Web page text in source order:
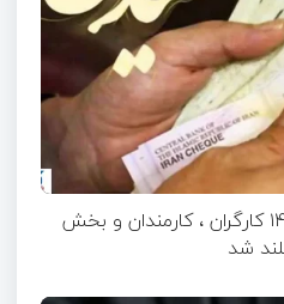
مبلغ و زمان واریز عیدی ۱۴۰۵ کارگران ، کارمندان و بخش
شد